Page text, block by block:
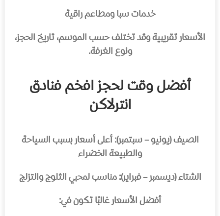
خدمات سبا ومطاعم راقية
الأسعار تقريبية وقد تختلف حسب الموسم، تاريخ الحجز،
ونوع الغرفة.
أفضل وقت لحجز افخم فنادق
انترلاكن
الصيف (يونيو – سبتمبر): أعلى أسعار بسبب السياحة
والطبيعة الخضراء
الشتاء (ديسمبر – فبراير): مناسب لمحبي الثلوج والتزلج
أفضل الأسعار غالبًا تكون في: